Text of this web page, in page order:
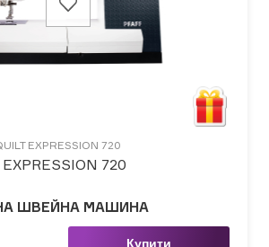
EXPRESSION 720
720
ШВЕЙНА МАШИНА
Купити